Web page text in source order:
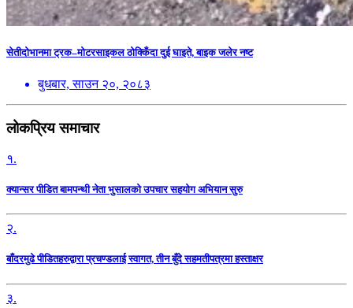
सेतीदोभानमा ट्रक–मोटरसाइकल ठोक्किँदा दुई घाइते, बाइक जलेर नष्ट
बुधबार, साउन २०, २०८३
लोकप्रिय समाचार
१.
क्यान्सर पीडित बामपन्थी नेता भुसालकाे उपचार सहयोग अभियान सुरु
२.
बाँदरमुढे पीडितहरुद्वारा प्रचण्डलाई स्वागत, तीन बुँदे सहमतीपत्रमा हस्ताक्षर
३.